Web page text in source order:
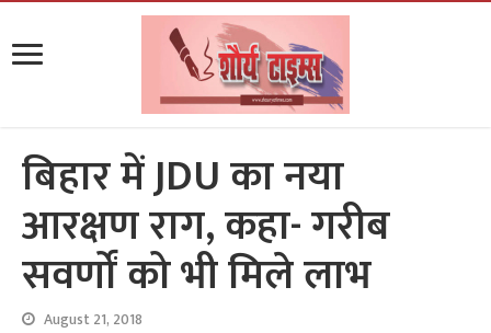
बिहार में JDU का नया
आरक्षण राग, कहा- गरीब
सवर्णों को भी मिले लाभ
August 21, 2018